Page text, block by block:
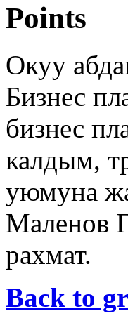
Points
Окуу
Бизнес
бизнес
калдым,
уюмуна
Маленов
рахмат.
Back to